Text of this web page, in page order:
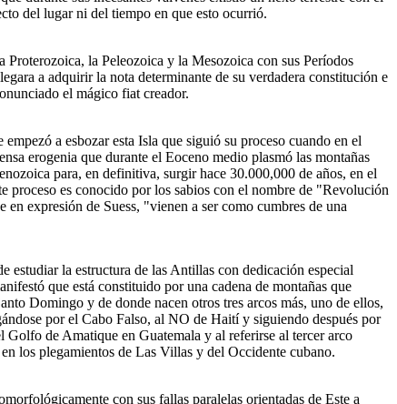
del lugar ni del tiempo en que esto ocurrió.
la Peleozoica y la Mesozoica con sus Períodos
a adquirir la nota determinante de su verdadera constitución e
el mágico fiat creador.
a esbozar esta Isla que siguió su proceso cuando en el
erogenia que durante el Eoceno medio plasmó las montañas
para, en definitiva, surgir hace 30.000,000 de años, en el
es conocido por los sabios con el nombre de "Revolución
expresión de Suess, "vienen a ser como cumbres de una
estudiar la estructura de las Antillas con dedicación especial
que está constituido por una cadena de montañas que
Domingo y de donde nacen otros tres arcos más, uno de ellos,
por el Cabo Falso, al NO de Haití y siguiendo después por
Golfo de Amatique en Guatemala y al referirse al tercer arco
los plegamientos de Las Villas y del Occidente cubano.
con sus fallas paralelas orientadas de Este a